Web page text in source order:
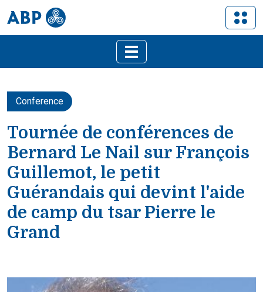
Conference
Tournée de conférences de
Bernard Le Nail sur François
Guillemot, le petit
Guérandais qui devint l'aide
de camp du tsar Pierre le
Grand